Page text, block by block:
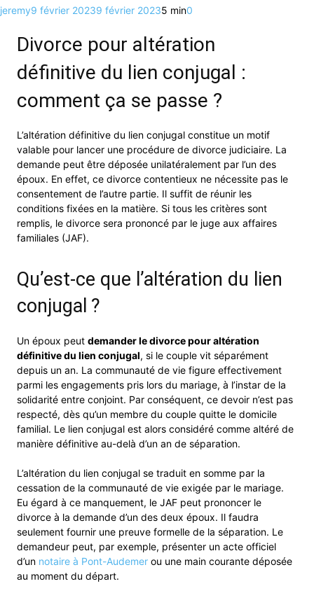
jeremy9 février 20239 février 20235 min0
Divorce pour altération
définitive du lien conjugal :
comment ça se passe ?
L’altération définitive du lien conjugal constitue un motif
valable pour lancer une procédure de divorce judiciaire. La
demande peut être déposée unilatéralement par l’un des
époux. En effet, ce divorce contentieux ne nécessite pas le
consentement de l’autre partie. Il suffit de réunir les
conditions fixées en la matière. Si tous les critères sont
remplis, le divorce sera prononcé par le juge aux affaires
familiales (JAF).
Qu’est-ce que l’altération du lien
conjugal ?
Un époux peut demander le divorce pour altération
définitive du lien conjugal, si le couple vit séparément
depuis un an. La communauté de vie figure effectivement
parmi les engagements pris lors du mariage, à l’instar de la
solidarité entre conjoint. Par conséquent, ce devoir n’est pas
respecté, dès qu’un membre du couple quitte le domicile
familial. Le lien conjugal est alors considéré comme altéré de
manière définitive au-delà d’un an de séparation.
L’altération du lien conjugal se traduit en somme par la
cessation de la communauté de vie exigée par le mariage.
Eu égard à ce manquement, le JAF peut prononcer le
divorce à la demande d’un des deux époux. Il faudra
seulement fournir une preuve formelle de la séparation. Le
demandeur peut, par exemple, présenter un acte officiel
d’un notaire à Pont-Audemer ou une main courante déposée
au moment du départ.